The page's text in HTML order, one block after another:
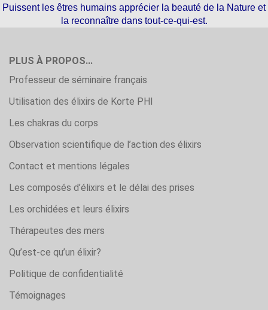
Puissent les êtres humains apprécier la beauté de la Nature et
la reconnaître dans tout-ce-qui-est.
PLUS À PROPOS...
Professeur de séminaire français
Utilisation des élixirs de Korte PHI
Les chakras du corps
Observation scientifique de l’action des élixirs
Contact et mentions légales
Les composés d’élixirs et le délai des prises
Les orchidées et leurs élixirs
Thérapeutes des mers
Qu’est-ce qu’un élixir?
Politique de confidentialité
Témoignages